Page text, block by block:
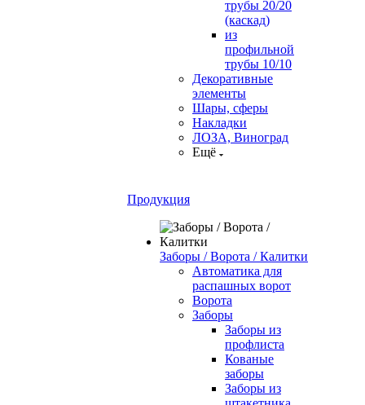
трубы 20/20
(каскад)
из
профильной
трубы 10/10
Декоративные
элементы
Шары, сферы
Накладки
ЛОЗА, Виноград
Ещё
Продукция
Заборы / Ворота / Калитки
Автоматика для
распашных ворот
Ворота
Заборы
Заборы из
профлиста
Кованые
заборы
Заборы из